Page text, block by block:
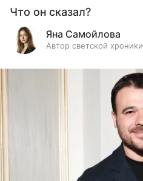
Что он сказал?
Яна Самойлова
Автор светской хроники